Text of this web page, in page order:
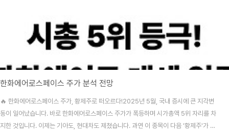
한화에어로스페이스 주가 분석 전망
🔥 한화에어로스페이스 주가, 황제주로 떠오르다!2025년 5월, 국내 증시에 큰 지각변
동이 일어났습니다. 바로 한화에어로스페이스 주가가 폭등하며 시가총액 5위 자리를 차
지한 것입니다. 이제는 기아도, 현대차도 제쳤습니다. 과연 이 종목이 다음 '황제주'가 될